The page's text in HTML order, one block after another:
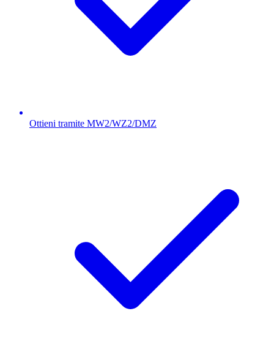
Ottieni tramite MW2/WZ2/DMZ